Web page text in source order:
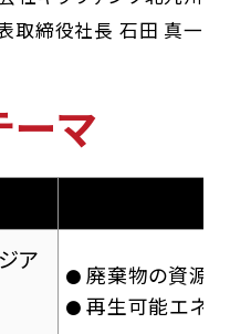
取締役社長 石田 真一
ーマ
ア
廃棄物の資源
再生可能エネ